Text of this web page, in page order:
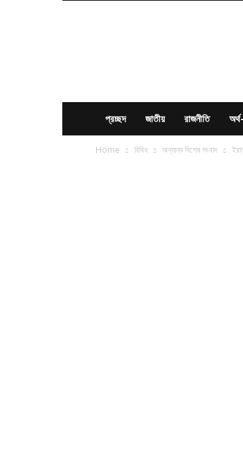
প্রচ্ছদ জাতীয় রাজনীতি
Home বিবিধ অন্যান্য বিশেষ সংবাদ